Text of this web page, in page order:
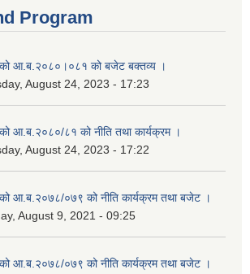
Program
आ.ब.२०८०।०८१ को बजेट बक्तव्य ।
August 24, 2023 - 17:23
आ.ब.२०८०/८१ को नीति तथा कार्यक्रम ।
August 24, 2023 - 17:22
आ.ब.२०७८/०७९ को नीति कार्यक्रम तथा बजेट ।
August 9, 2021 - 09:25
आ.ब.२०७८/०७९ को नीति कार्यक्रम तथा बजेट ।